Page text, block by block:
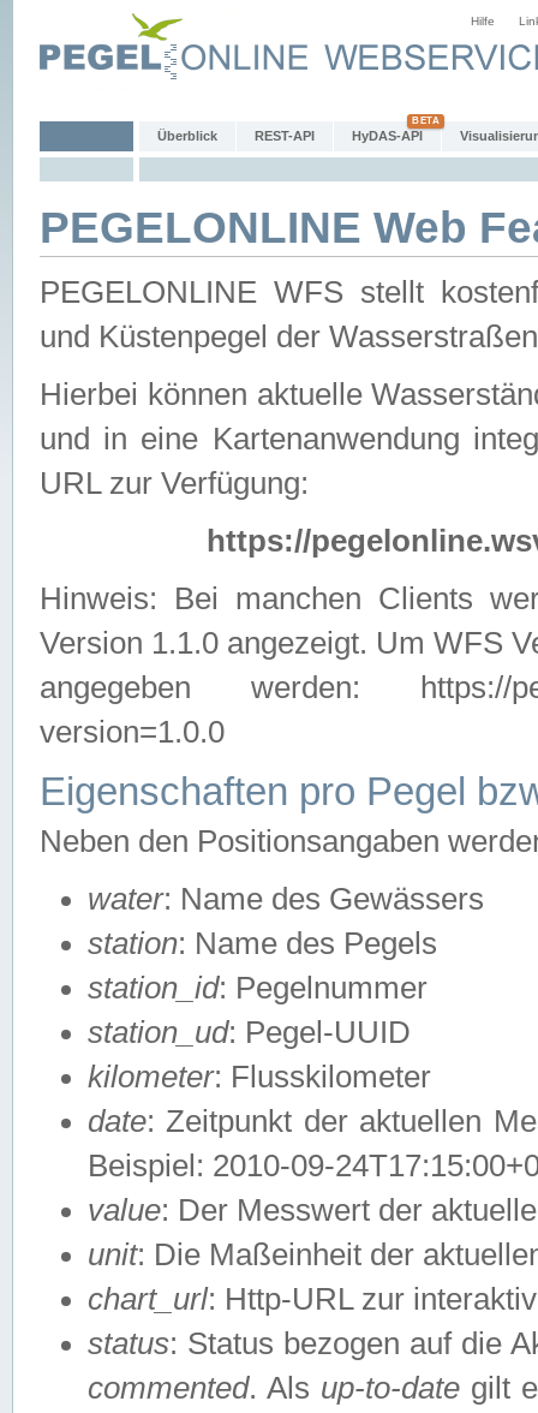
Hilfe
Überblick REST-API HyDAS-API
PEGELONLINE Web
PEGELONLINE WFS stellt
und Küstenpegel der
Hierbei können aktuelle
und in eine Kartenanwendung
URL zur Verfügung:
https://
Hinweis: Bei manchen Clients
Version 1.1.0 angezeigt. Um WFS
angegeben werden: https://
version=1.0.0
Eigenschaften pro Pegel
Neben den Positionsangaben
water: Name des Gewässers
station: Name des Pegels
station_id: Pegelnummer
station_ud: Pegel-UUID
kilometer: Flusskilometer
date: Zeitpunkt der aktuellen
Beispiel: 2010-09-
value: Der Messwert der
unit: Die Maßeinheit der
chart_url: Http-URL zur
status: Status bezogen auf die
commented. Als up-to-date gilt